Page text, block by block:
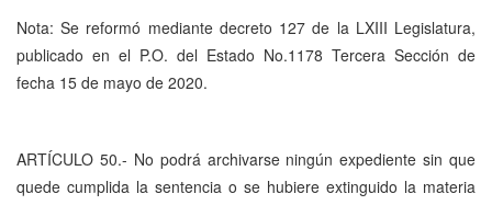
Nota: Se reformó mediante decreto 127 de la LXIII Legislatura,
publicado en el P.O. del Estado No.1178 Tercera Sección de
fecha 15 de mayo de 2020.
ARTÍCULO 50.- No podrá archivarse ningún expediente sin que
quede cumplida la sentencia o se hubiere extinguido la materia